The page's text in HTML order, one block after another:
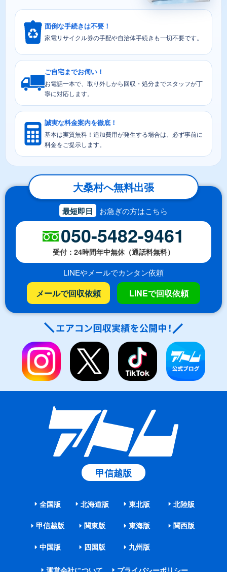
面倒な手続きは不要！
家電リサイクル券の手配や自治体手続きも一切不要です。
ご自宅までお伺い！
お電話一本で、取り外しから回収・処分までスタッフが丁
寧に対応します。
誠実な料金案内を徹底！
基本は実質無料！追加費用が発生する場合は、必ず事前に
料金をご提示します。
大桑村へ無料出張
最短即日 お急ぎの方はこちら
050-5482-9461
受付：24時間年中無休（通話料無料）
LINEやメールでカンタン依頼
メールで回収依頼 LINEで回収依頼
甲信越版
全国版 北海道版 東北版 北陸版
甲信越版 関東版 東海版 関西版
中国版 四国版 九州版
運営会社について プライバシーポリシー